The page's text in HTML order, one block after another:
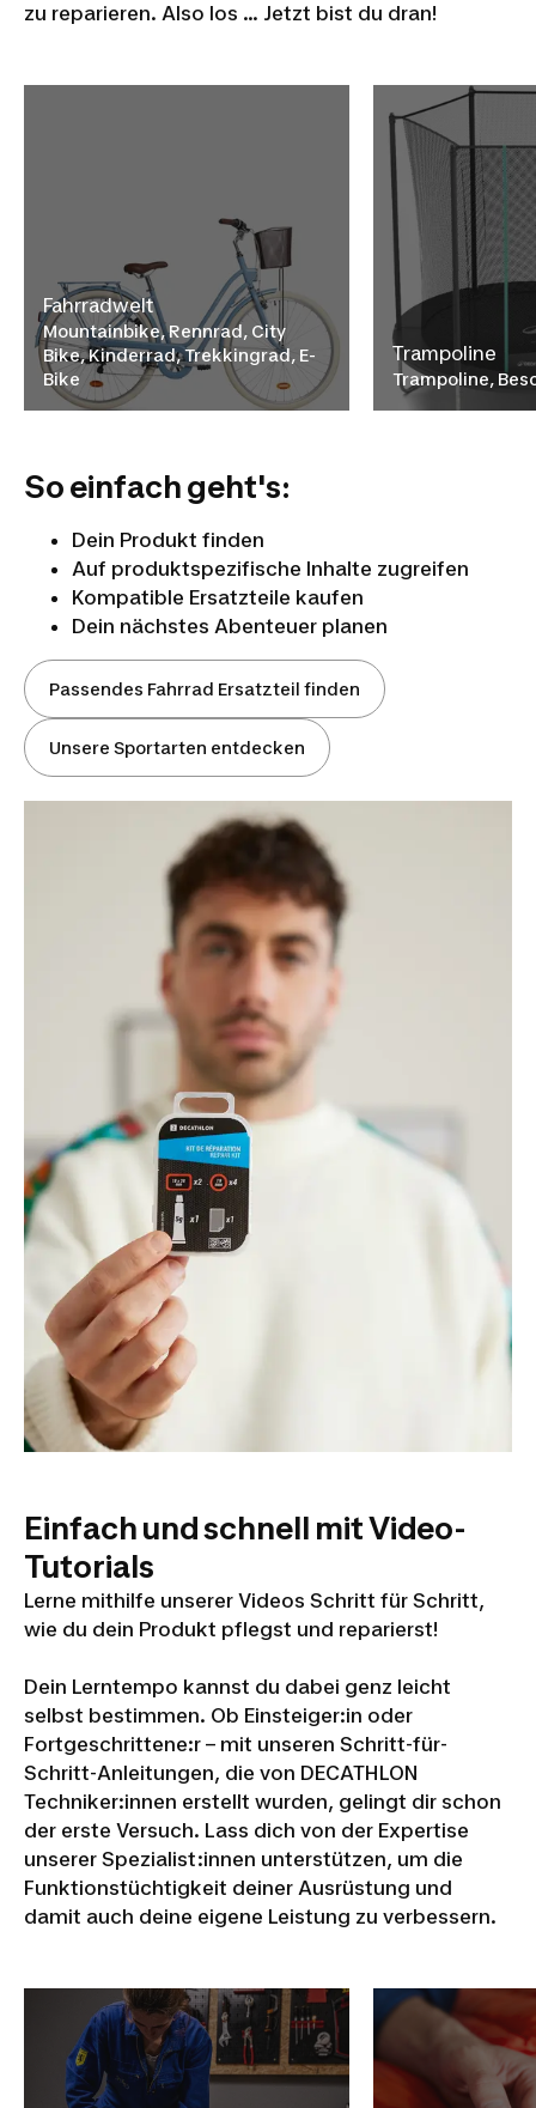
zu reparieren. Also los ... Jetzt bist du dran!
Fahrradwelt
Mountainbike, Rennrad, City
Bike, Kinderrad, Trekkingrad, E-
Bike
Trampoline
Trampoline,
So einfach geht's:
Dein Produkt finden
Auf produktspezifische Inhalte zugreifen
Kompatible Ersatzteile kaufen
Dein nächstes Abenteuer planen
Passendes Fahrrad Ersatzteil finden
Unsere Sportarten entdecken
Einfach und schnell mit Video-
Tutorials
Lerne mithilfe unserer Videos Schritt für Schritt,
wie du dein Produkt pflegst und reparierst!
Dein Lerntempo kannst du dabei genz leicht
selbst bestimmen. Ob Einsteiger:in oder
Fortgeschrittene:r – mit unseren Schritt-für-
Schritt-Anleitungen, die von DECATHLON
Techniker:innen erstellt wurden, gelingt dir schon
der erste Versuch. Lass dich von der Expertise
unserer Spezialist:innen unterstützen, um die
Funktionstüchtigkeit deiner Ausrüstung und
damit auch deine eigene Leistung zu verbessern.